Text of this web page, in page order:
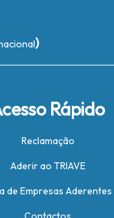
)
Rápido
Reclamação
Aderir ao TRIAVE
de Empresas Aderentes